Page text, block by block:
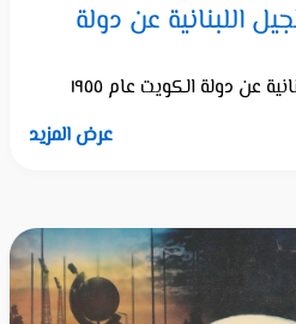
اللبنانية عن دولة
عن دولة الكويت عام ١٩٥٥
عرض المزيد